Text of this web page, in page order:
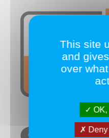
This site
and
over
OK,